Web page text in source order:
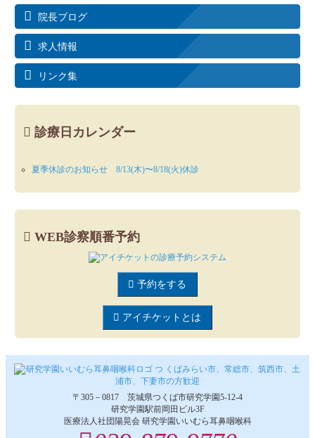
院長ブログ
求人情報
リンク集
診療日カレンダー
夏季休診のお知らせ 8/13(木)〜8/18(火)休診
WEB診察順番予約
予約をする
アイチケットとは
〒305－0817 茨城県つくば市研究学園5‐12‐4
研究学園駅前岡田ビル3F
医療法人社団陽晃会 研究学園いいむら耳鼻咽喉科